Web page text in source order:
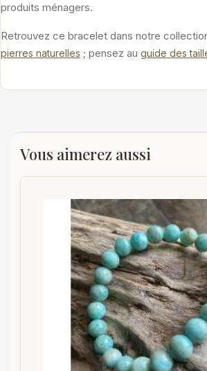
produits ménagers.
Retrouvez ce bracelet dans notre
pierres naturelles ; pensez au guide des
Vous aimerez aussi